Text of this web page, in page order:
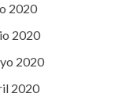
2020
2020
2020
2020